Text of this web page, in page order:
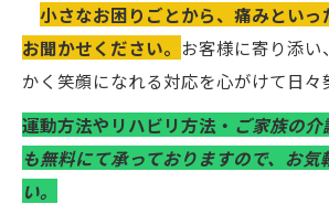
小さなお困りごとから、痛みといっ
お聞かせください。 お客様に寄り添
かく笑顔になれる対応を心がけて日々
運動方法やリハビリ方法・ ご家族の
も無料にて承っておりますので、お気
い。